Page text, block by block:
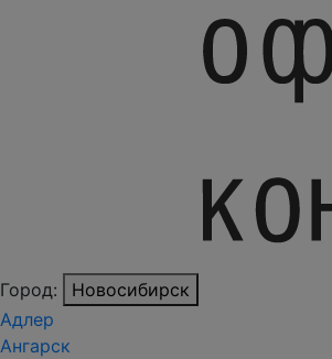
Город:
Новосибирск
Адлер
Ангарск